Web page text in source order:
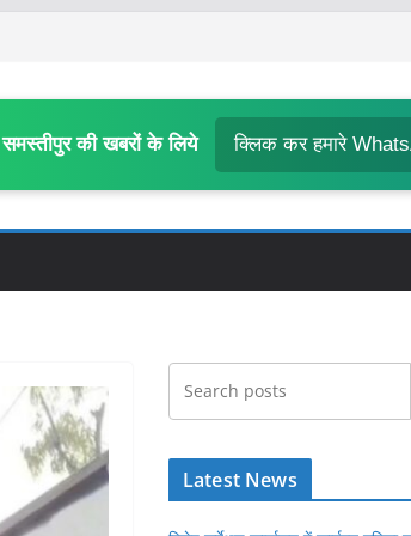
समस्तीपुर की खबरों के लिये क्लिक कर हमारे
Latest News